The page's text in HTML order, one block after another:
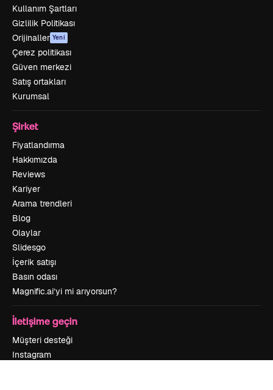
Kullanım Şartları
Gizlilik Politikası
Orijinaller Yeni
Çerez politikası
Güven merkezi
Satış ortakları
Kurumsal
Şirket
Fiyatlandırma
Hakkımızda
Reviews
Kariyer
Arama trendleri
Blog
Olaylar
Slidesgo
İçerik satışı
Basın odası
Magnific.ai’yi mi arıyorsun?
İletişime geçin
Müşteri desteği
Instagram